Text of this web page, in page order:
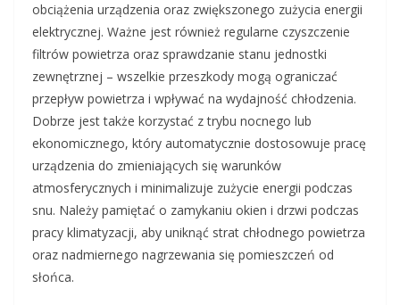
obciążenia urządzenia oraz zwiększonego zużycia energii
elektrycznej. Ważne jest również regularne czyszczenie
filtrów powietrza oraz sprawdzanie stanu jednostki
zewnętrznej – wszelkie przeszkody mogą ograniczać
przepływ powietrza i wpływać na wydajność chłodzenia.
Dobrze jest także korzystać z trybu nocnego lub
ekonomicznego, który automatycznie dostosowuje pracę
urządzenia do zmieniających się warunków
atmosferycznych i minimalizuje zużycie energii podczas
snu. Należy pamiętać o zamykaniu okien i drzwi podczas
pracy klimatyzacji, aby uniknąć strat chłodnego powietrza
oraz nadmiernego nagrzewania się pomieszczeń od
słońca.